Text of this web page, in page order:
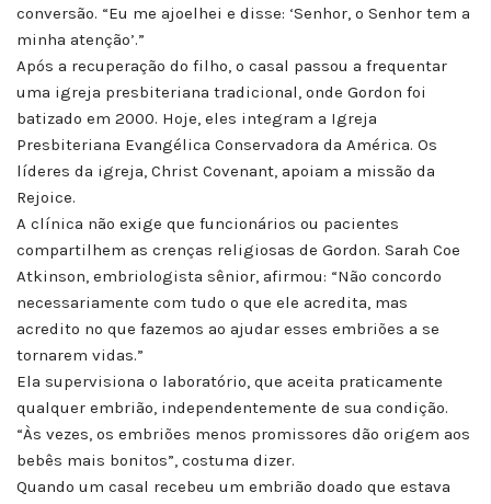
conversão. “Eu me ajoelhei e disse: ‘Senhor, o Senhor tem a
minha atenção’.”
Após a recuperação do filho, o casal passou a frequentar
uma igreja presbiteriana tradicional, onde Gordon foi
batizado em 2000. Hoje, eles integram a Igreja
Presbiteriana Evangélica Conservadora da América. Os
líderes da igreja, Christ Covenant, apoiam a missão da
Rejoice.
A clínica não exige que funcionários ou pacientes
compartilhem as crenças religiosas de Gordon. Sarah Coe
Atkinson, embriologista sênior, afirmou: “Não concordo
necessariamente com tudo o que ele acredita, mas
acredito no que fazemos ao ajudar esses embriões a se
tornarem vidas.”
Ela supervisiona o laboratório, que aceita praticamente
qualquer embrião, independentemente de sua condição.
“Às vezes, os embriões menos promissores dão origem aos
bebês mais bonitos”, costuma dizer.
Quando um casal recebeu um embrião doado que estava